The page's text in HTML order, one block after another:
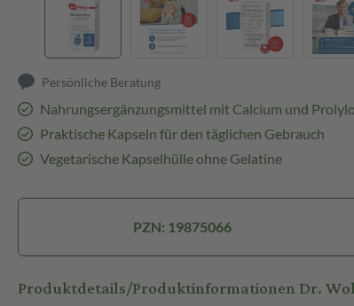
Persönliche Beratung
Nahrungsergänzungsmittel mit Calcium und
Praktische Kapseln für den täglichen Gebrauch
Vegetarische Kapselhülle ohne Gelatine
PZN: 19875066
Produktdetails/Produktinformationen Dr.